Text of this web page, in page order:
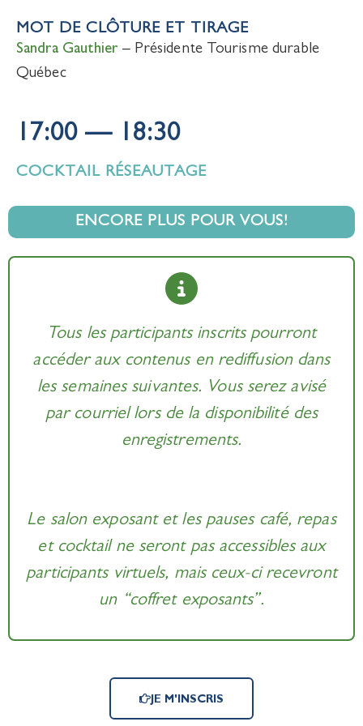
MOT DE CLÔTURE ET TIRAGE
Sandra Gauthier – Présidente Tourisme durable
Québec
17:00 — 18:30
COCKTAIL RÉSEAUTAGE
ENCORE PLUS POUR VOUS!
Tous les participants inscrits pourront
accéder aux contenus en rediffusion dans
les semaines suivantes. Vous serez avisé
par courriel lors de la disponibilité des
enregistrements.
Le salon exposant et les pauses café, repas
et cocktail ne seront pas accessibles aux
participants virtuels, mais ceux-ci recevront
un “coffret exposants”.
JE M'INSCRIS